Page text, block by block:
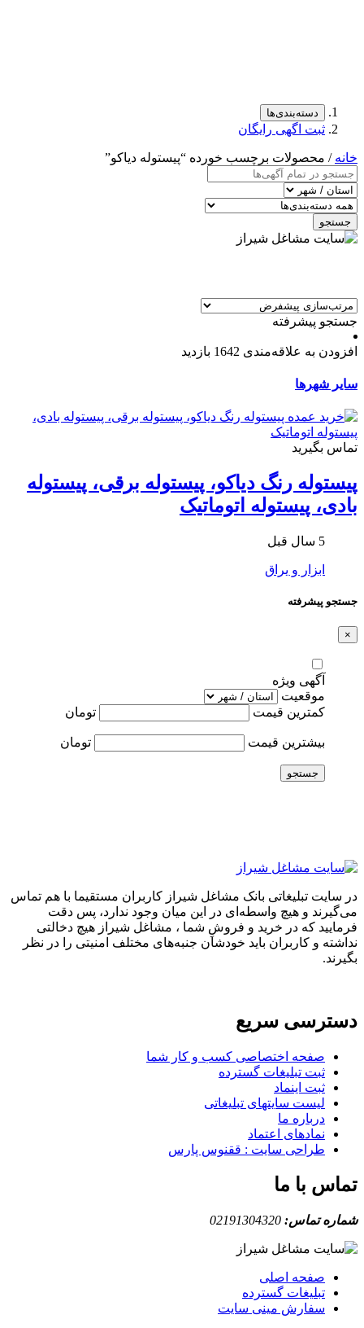
دسته‌بندی‌ها
ثبت اگهی رایگان
خانه / محصولات برچسب خورده “پیستوله دیاکو”
جستجو
جستجو پیشرفته
افزودن به علاقه‌مندی 1642 بازدید
سایر شهرها
تماس بگیرید
پیستوله رنگ دیاکو، پیستوله برقی، پیستوله
بادی، پیستوله اتوماتیک
5 سال قبل
ابزار و یراق
جستجو پیشرفته
×
آگهی ویژه
موقعیت
کمترین قیمت
تومان
بیشترین قیمت تومان
جستجو
در سایت تبلیغاتی بانک مشاغل شیراز کاربران مستقیما با هم تماس
می‌گیرند و هیچ واسطه‌ای در این میان وجود ندارد، پس دقت
فرمایید که در خرید و فروشِ شما ، مشاغل شیراز هیچ دخالتی
نداشته و کاربران باید خودشان جنبه‌های مختلف امنیتی را در نظر
بگیرند.
دسترسی سریع
صفحه اختصاصی کسب و کار شما
ثبت تبلیغات گسترده
ثبت اینماد
لیست سایتهای تبلیغاتی
درباره ما
نمادهای اعتماد
طراحی سایت : ققنوس پارس
تماس با ما
شماره تماس: 02191304320
صفحه اصلی
تبلیغات گسترده
سفارش مینی سایت